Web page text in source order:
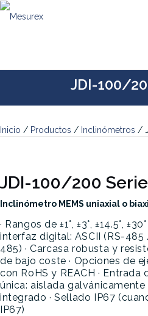
Saltar
JDI-100/
Inicio / Productos / Inclinómetros /
JDI-100/200
Inclinómetro MEMS uniaxial o
· Rangos de ±1°, ±3°, ±14.5°,
interfaz digital: ASCII (RS-
485) · Carcasa robusta y
de bajo coste · Opciones de
con RoHS y REACH · Entrada
única: aislada galvánicamente
integrado · Sellado IP67
IP67)